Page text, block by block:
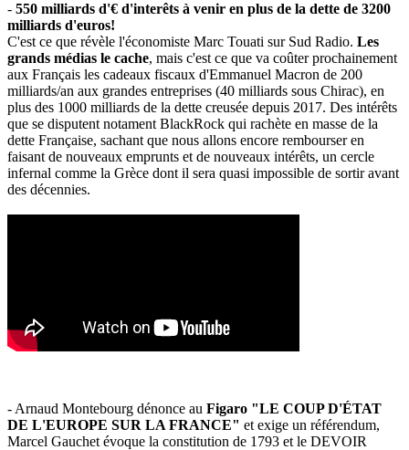
- 550 milliards d'€ d'interêts à venir en plus de la dette de 3200
milliards d'euros!
C'est ce que révèle l'économiste Marc Touati sur Sud Radio. Les
grands médias le cache, mais c'est ce que va coûter prochainement
aux Français les cadeaux fiscaux d'Emmanuel Macron de 200
milliards/an aux grandes entreprises (40 milliards sous Chirac), en
plus des 1000 milliards de la dette creusée depuis 2017. Des intérêts
que se disputent notament BlackRock qui rachète en masse de la
dette Française, sachant que nous allons encore rembourser en
faisant de nouveaux emprunts et de nouveaux intérêts, un cercle
infernal comme la Grèce dont il sera quasi impossible de sortir avant
des décennies.
- Arnaud Montebourg dénonce au Figaro "LE COUP D'ÉTAT
DE L'EUROPE SUR LA FRANCE" et exige un référendum,
Marcel Gauchet évoque la constitution de 1793 et le DEVOIR